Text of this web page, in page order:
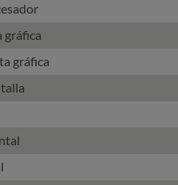
gráfica
gráfica